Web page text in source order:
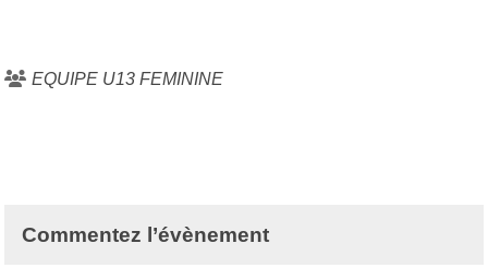
EQUIPE U13 FEMININE
Commentez l’évènement